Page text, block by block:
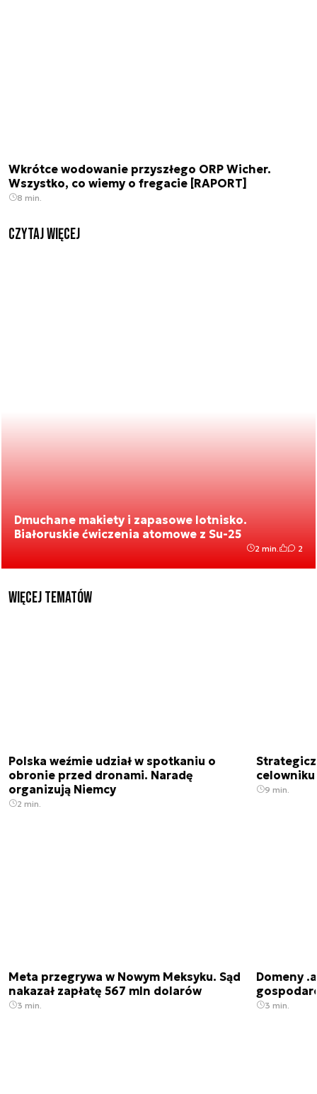
Wkrótce wodowanie przyszłego ORP Wicher.
Wszystko, co wiemy o fregacie [RAPORT]
8 min.
czytaj więcej
Dmuchane makiety i zapasowe lotnisko.
Białoruskie ćwiczenia atomowe z Su-25
2 min. 2
Więcej tematów
Polska weźmie udział w spotkaniu o
obronie przed dronami. Naradę
organizują Niemcy
2 min.
9 min.
Meta przegrywa w Nowym Meksyku. Sąd
nakazał zapłatę 567 mln dolarów
3 min.
Domeny
3 min.